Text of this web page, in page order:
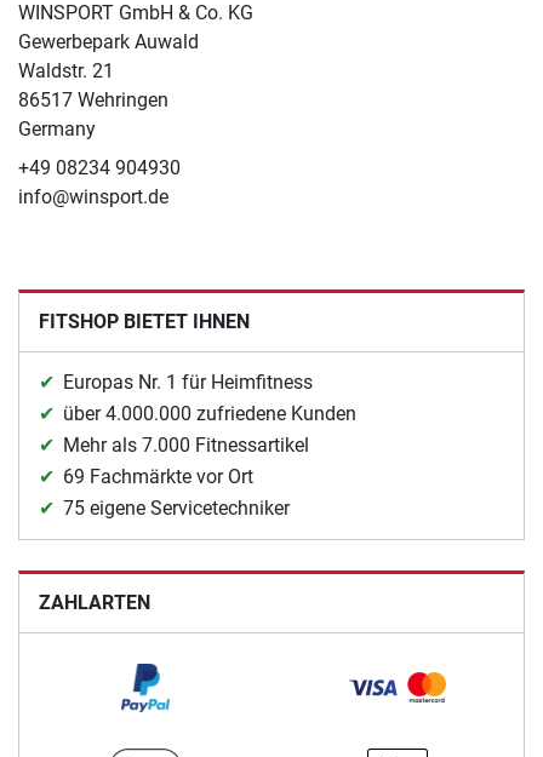
WINSPORT GmbH & Co. KG
Gewerbepark Auwald
Waldstr. 21
86517 Wehringen
Germany
+49 08234 904930
info@winsport.de
FITSHOP BIETET IHNEN
Europas Nr. 1 für Heimfitness
über 4.000.000 zufriedene Kunden
Mehr als 7.000 Fitnessartikel
69 Fachmärkte vor Ort
75 eigene Servicetechniker
ZAHLARTEN